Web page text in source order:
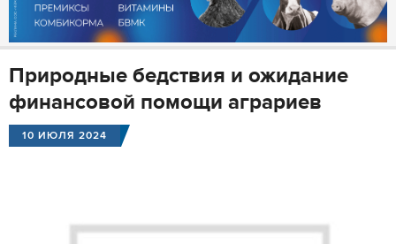
Природные бедствия и ожидание
финансовой помощи аграриев
10 ИЮЛЯ 2024